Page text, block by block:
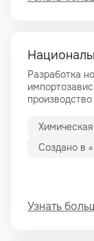
Разработка
Создано в
Узнать